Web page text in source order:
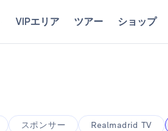
VIPエリア ツアー ショップ
スポンサー Realmadrid TV